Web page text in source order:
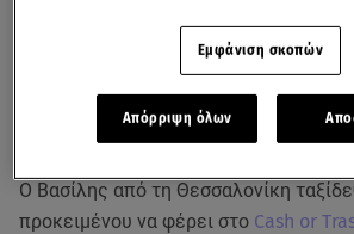
Ο Βασίλης από τη Θεσσαλονίκη
προκειμένου να φέρει στο Cash or
Εμφάνιση σκοπών
Απόρριψη όλων